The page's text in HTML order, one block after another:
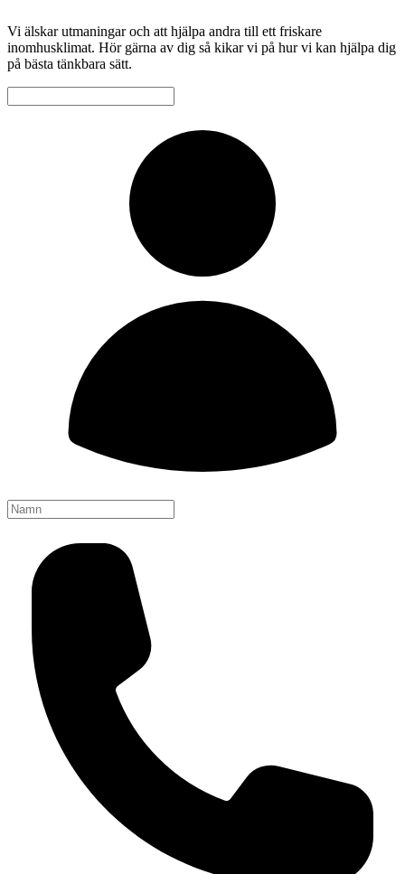
Vi älskar utmaningar och att hjälpa andra till ett friskare
inomhusklimat. Hör gärna av dig så kikar vi på hur vi kan hjälpa dig
på bästa tänkbara sätt.